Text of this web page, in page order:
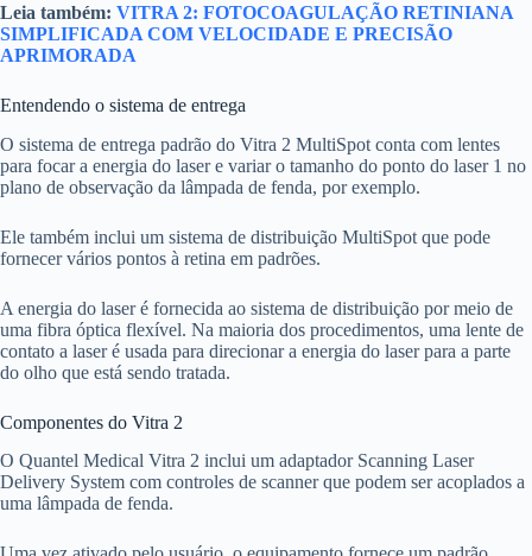
Leia também: VITRA 2: FOTOCOAGULAÇÃO RETINIANA
SIMPLIFICADA COM VELOCIDADE E PRECISÃO
APRIMORADA
Entendendo o sistema de entrega
O sistema de entrega padrão do Vitra 2 MultiSpot conta com lentes
para focar a energia do laser e variar o tamanho do ponto do laser 1 no
plano de observação da lâmpada de fenda, por exemplo.
Ele também inclui um sistema de distribuição MultiSpot que pode
fornecer vários pontos à retina em padrões.
A energia do laser é fornecida ao sistema de distribuição por meio de
uma fibra óptica flexível. Na maioria dos procedimentos, uma lente de
contato a laser é usada para direcionar a energia do laser para a parte
do olho que está sendo tratada.
Componentes do Vitra 2
O Quantel Medical Vitra 2 inclui um adaptador Scanning Laser
Delivery System com controles de scanner que podem ser acoplados a
uma lâmpada de fenda.